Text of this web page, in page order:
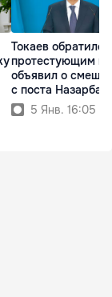
Токаев
протестующим и
объявил о
с поста
5 Янв. 16:05